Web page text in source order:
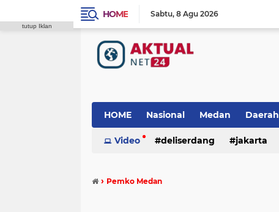
HOME Sabtu 8 Agu 2026
HOME Nasional Medan Daerah
Video deliserdang jakarta
› Pemko Medan
tutup Iklan